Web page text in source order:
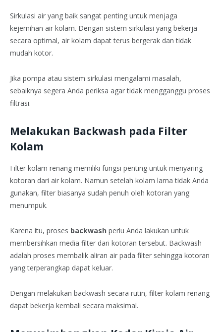
Sirkulasi air yang baik sangat penting untuk menjaga
kejernihan air kolam. Dengan sistem sirkulasi yang bekerja
secara optimal, air kolam dapat terus bergerak dan tidak
mudah kotor.
Jika pompa atau sistem sirkulasi mengalami masalah,
sebaiknya segera Anda periksa agar tidak mengganggu proses
filtrasi.
Melakukan Backwash pada Filter
Kolam
Filter kolam renang memiliki fungsi penting untuk menyaring
kotoran dari air kolam. Namun setelah kolam lama tidak Anda
gunakan, filter biasanya sudah penuh oleh kotoran yang
menumpuk.
Karena itu, proses backwash perlu Anda lakukan untuk
membersihkan media filter dari kotoran tersebut. Backwash
adalah proses membalik aliran air pada filter sehingga kotoran
yang terperangkap dapat keluar.
Dengan melakukan backwash secara rutin, filter kolam renang
dapat bekerja kembali secara maksimal.